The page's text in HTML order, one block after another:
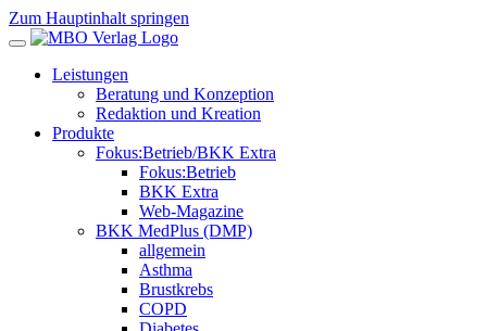
Zum Hauptinhalt springen
Leistungen
Beratung und Konzeption
Redaktion und Kreation
Produkte
Fokus:Betrieb/BKK Extra
Fokus:Betrieb
BKK Extra
Web-Magazine
BKK MedPlus (DMP)
allgemein
Asthma
Brustkrebs
COPD